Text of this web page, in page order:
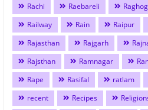
Rachi
Raebareli
Railway
Rain Raipur
Rajasthan
Rajgarh
Rajsthan
Ramnagar
Rape
Rasifal ratlam
recent
Recipes